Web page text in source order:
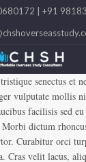
| +91
senectus et
vulputate mollis
facilisis sed
dictum rhoncus
Curabitur orci
Cras velit lacus,